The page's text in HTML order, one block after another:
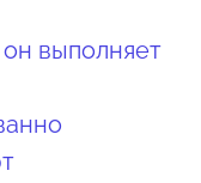
выполняет